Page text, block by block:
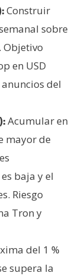
Construir
sobre
Objetivo
en USD
del
Acumular en
mayor de
baja y el
Riesgo
Tron y
del 1 %
supera la